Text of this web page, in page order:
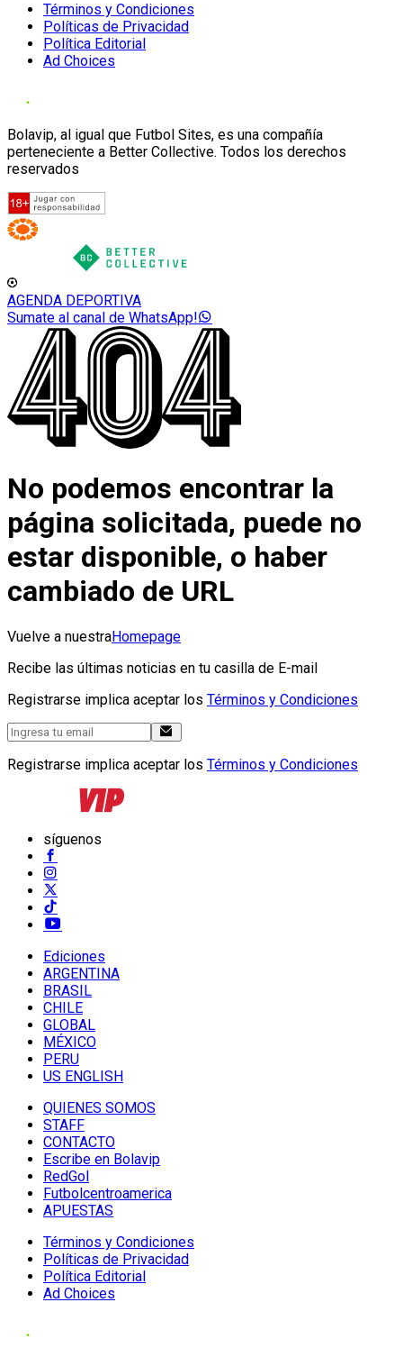
Términos y Condiciones
Políticas de Privacidad
Política Editorial
Ad Choices
Bolavip, al igual que Futbol Sites, es una compañía
perteneciente a Better Collective. Todos los derechos
reservados
AGENDA DEPORTIVA
Sumate al canal de WhatsApp!
No podemos encontrar la
página solicitada, puede no
estar disponible, o haber
cambiado de URL
Vuelve a nuestraHomepage
Recibe las últimas noticias en tu casilla de E-mail
Registrarse implica aceptar los Términos y Condiciones
Registrarse implica aceptar los Términos y Condiciones
síguenos
Ediciones
ARGENTINA
BRASIL
CHILE
GLOBAL
MÉXICO
PERU
US ENGLISH
QUIENES SOMOS
STAFF
CONTACTO
Escribe en Bolavip
RedGol
Futbolcentroamerica
APUESTAS
Términos y Condiciones
Políticas de Privacidad
Política Editorial
Ad Choices